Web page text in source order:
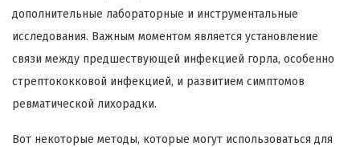
дополнительные лабораторные и инструментальные
исследования. Важным моментом является установление
связи между предшествующей инфекцией горла, особенно
стрептококковой инфекцией, и развитием симптомов
ревматической лихорадки.
Вот некоторые методы, которые могут использоваться для